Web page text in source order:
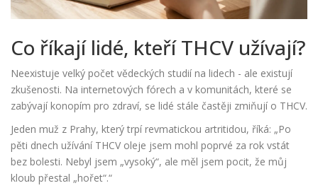
Co říkají lidé, kteří THCV užívají?
Neexistuje velký počet vědeckých studií na lidech - ale existují
zkušenosti. Na internetových fórech a v komunitách, které se
zabývají konopím pro zdraví, se lidé stále častěji zmiňují o THCV.
Jeden muž z Prahy, který trpí revmatickou artritidou, říká: „Po
pěti dnech užívání THCV oleje jsem mohl poprvé za rok vstát
bez bolesti. Nebyl jsem „vysoký“, ale měl jsem pocit, že můj
kloub přestal „hořet“.“